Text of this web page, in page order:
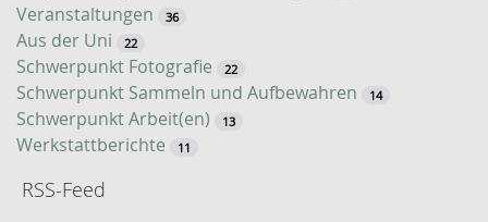
Veranstaltungen 36
Aus der Uni 22
Schwerpunkt Fotografie 22
Schwerpunkt Sammeln und Aufbewahren 14
Schwerpunkt Arbeit(en) 13
Werkstattberichte 11
RSS-Feed